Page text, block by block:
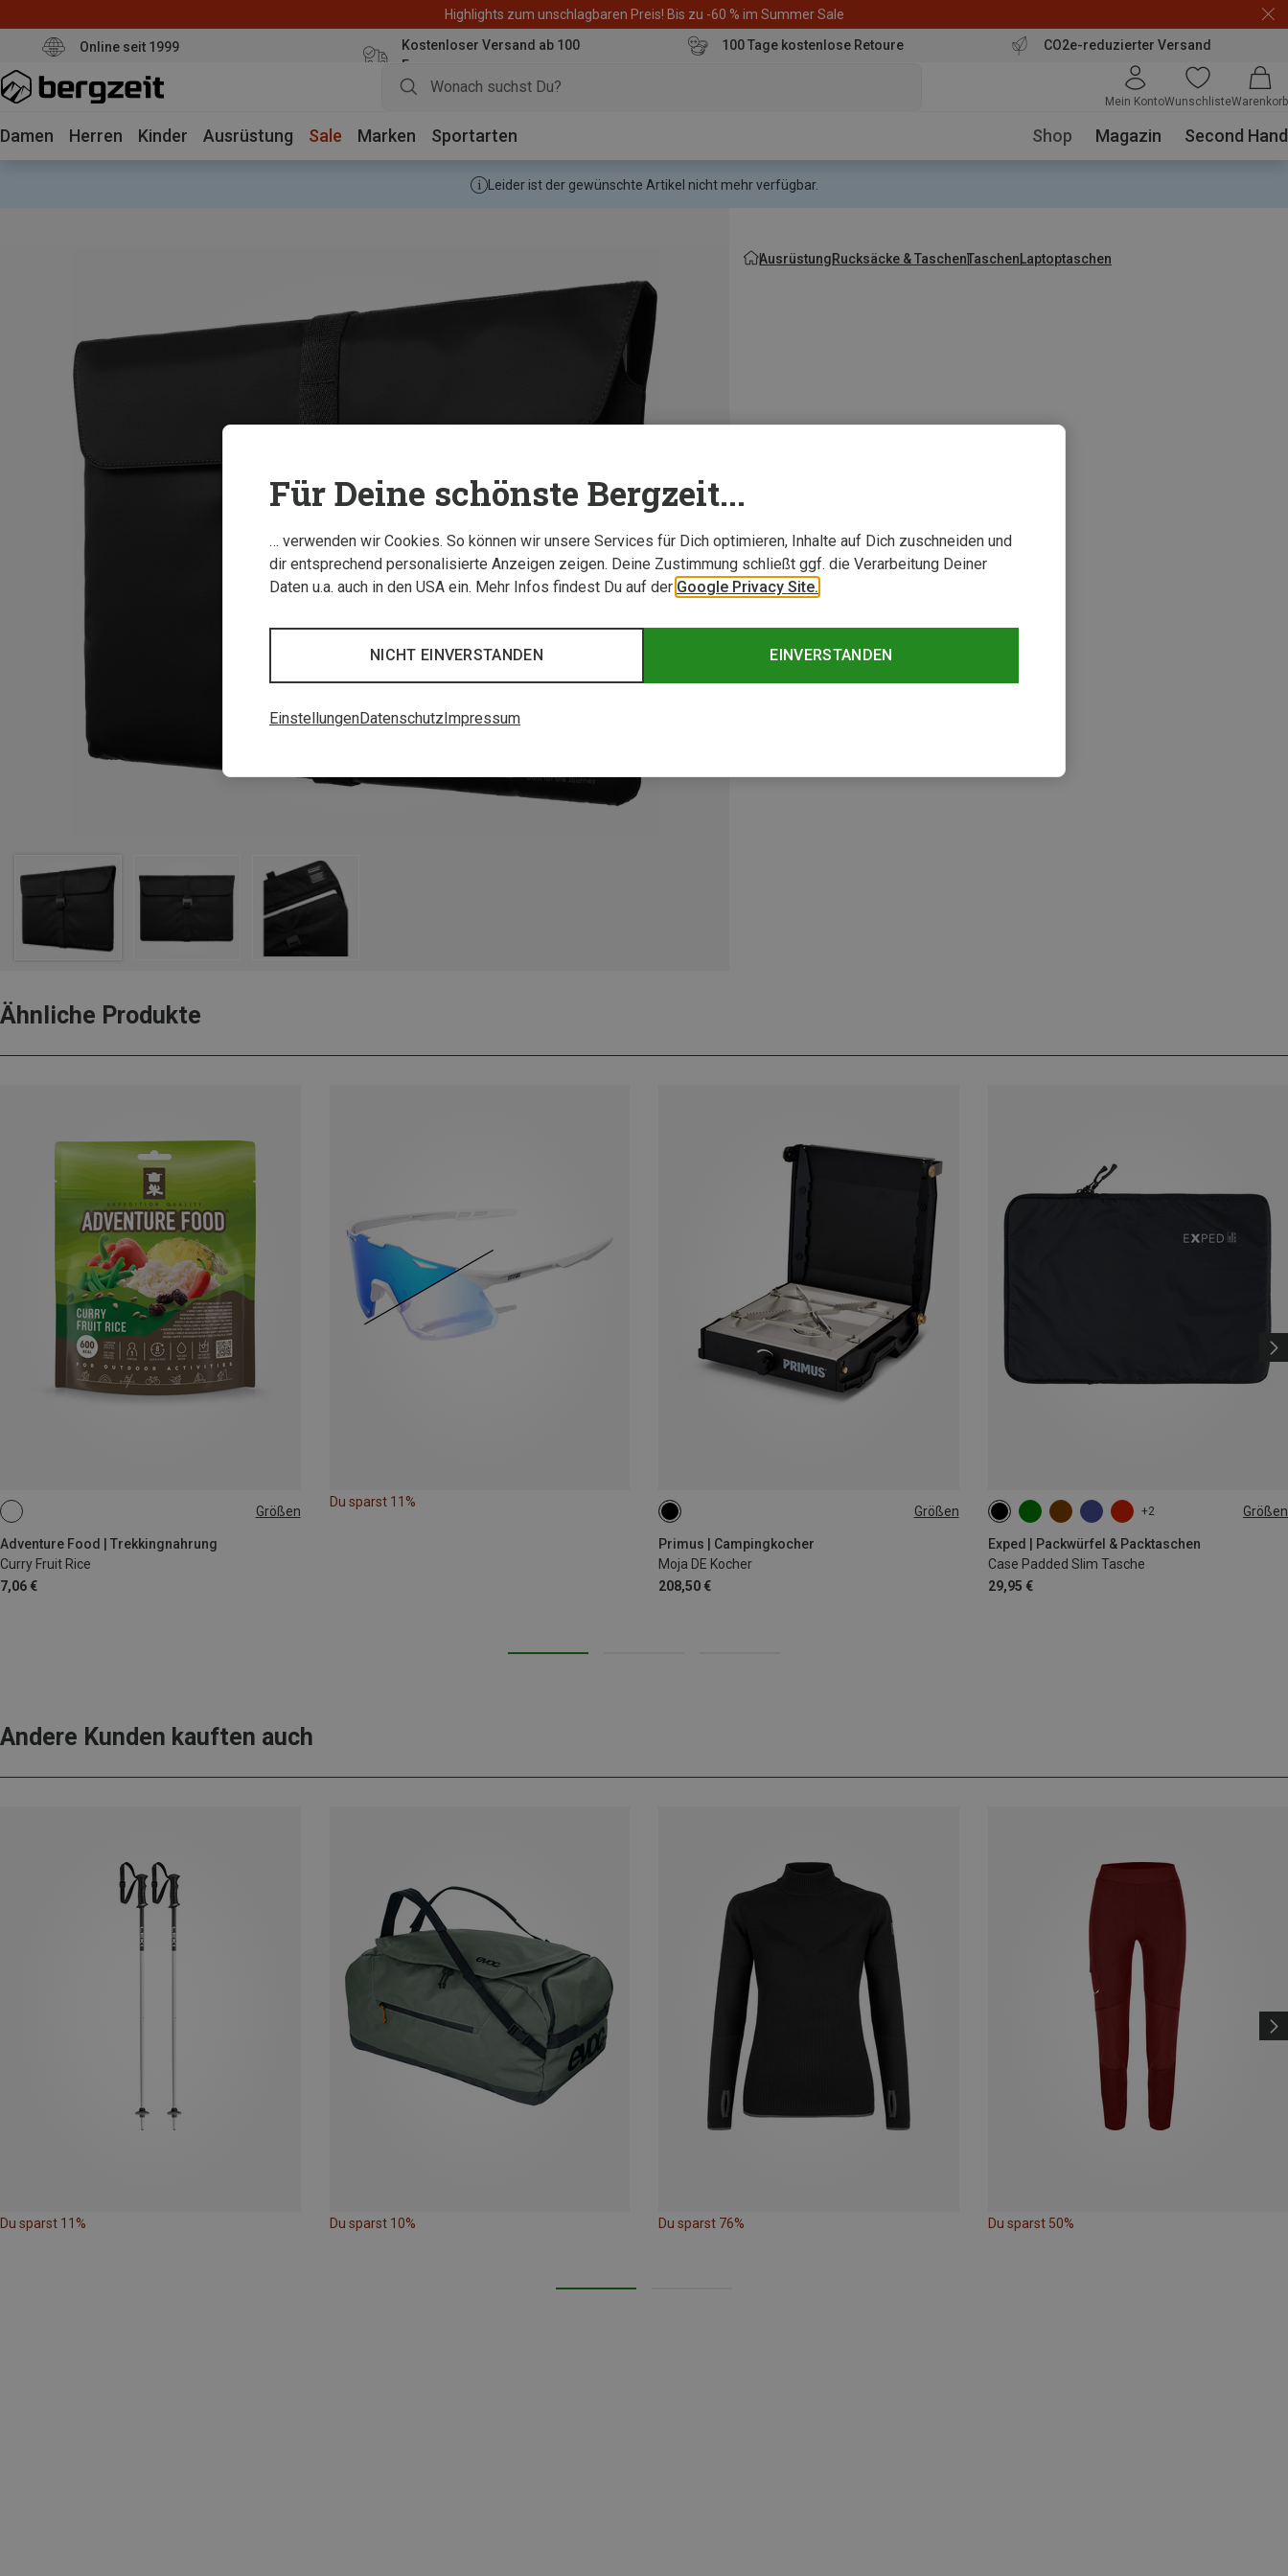
Highlights zum unschlagbaren Preis! Bis zu -60 % im Summer Sale
Online seit 1999
Kostenloser Versand ab 100
Euro
100 Tage kostenlose Retoure CO2e-reduzierter Versand
Mein KontoWunschlisteWarenkorb
Damen Herren Kinder Ausrüstung Sale Marken Sportarten Shop Magazin Second Hand
Leider ist der gewünschte Artikel nicht mehr verfügbar.
AusrüstungRucksäcke & TaschenTaschenLaptoptaschen
Ähnliche Produkte
Größen
Adventure Food | Trekkingnahrung
Curry Fruit Rice
7,06 €
EINZELPACKUNG
Du sparst 11%
Größen
Primus | Campingkocher
Moja DE Kocher
208,50 €
ONE SIZE
+2 Größen
Exped | Packwürfel & Packtaschen
Case Padded Slim Tasche
29,95 €
ONE SIZE
Andere Kunden kauften auch
Du sparst 11% Du sparst 10% Du sparst 76% Du sparst 50%
Für Deine schönste Bergzeit...
… verwenden wir Cookies. So können wir unsere Services für Dich optimieren, Inhalte auf Dich zuschneiden und
dir entsprechend personalisierte Anzeigen zeigen. Deine Zustimmung schließt ggf. die Verarbeitung Deiner
Daten u.a. auch in den USA ein. Mehr Infos findest Du auf der Google Privacy Site.
EINVERSTANDEN
NICHT EINVERSTANDEN
EinstellungenDatenschutzImpressum